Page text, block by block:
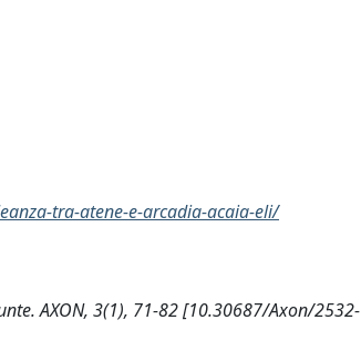
tra-atene-e-arcadia-acaia-eli/
AXON, 3(1), 71-82 [10.30687/Axon/2532-